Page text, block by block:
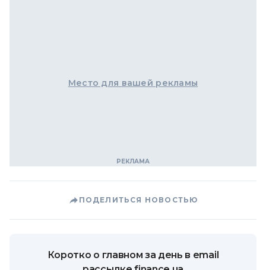
Место для вашей рекламы
ПОДЕЛИТЬСЯ НОВОСТЬЮ
Коротко о главном за день в email